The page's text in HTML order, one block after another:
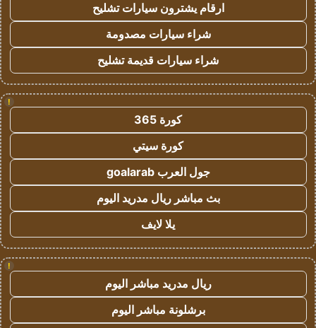
ارقام يشترون سيارات تشليح
شراء سيارات مصدومة
شراء سيارات قديمة تشليح
!
كورة 365
كورة سيتي
جول العرب goalarab
بث مباشر ريال مدريد اليوم
يلا لايف
!
ريال مدريد مباشر اليوم
برشلونة مباشر اليوم